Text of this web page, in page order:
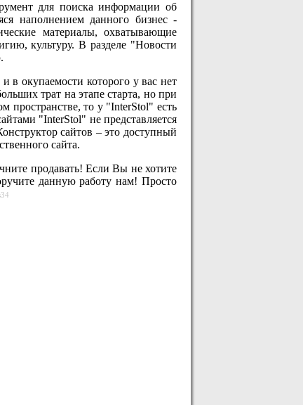
для поиска информации об
наполнением данного бизнес -
материалы, охватывающие
культуру. В разделе "Новости
в окупаемости которого у вас нет
трат на этапе старта, но при
то у "InterStol" есть
"InterStol" не представляется
сайтов – это доступный
сайта.
продавать! Если Вы не хотите
данную работу нам! Просто